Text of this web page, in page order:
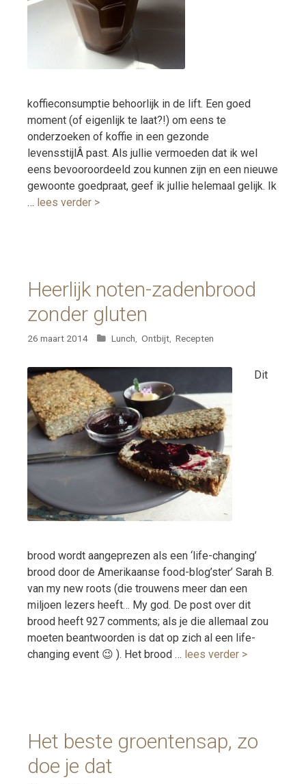
koffieconsumptie behoorlijk in de lift. Een goed
moment (of eigenlijk te laat?!) om eens te
onderzoeken of koffie in een gezonde
levensstijlÂ past. Als jullie vermoeden dat ik wel
eens bevooroordeeld zou kunnen zijn en een nieuwe
gewoonte goedpraat, geef ik jullie helemaal gelijk. Ik
… lees verder >
Heerlijk noten-zadenbrood
zonder gluten
26 maart 2014 Categorieën
Lunch Ontbijt Recepten
Dit
brood wordt aangeprezen als een ‘life-changing’
brood door de Amerikaanse food-blog’ster’ Sarah B.
van my new roots (die trouwens meer dan een
miljoen lezers heeft… My god. De post over dit
brood heeft 927 comments; als je die allemaal zou
moeten beantwoorden is dat op zich al een life-
changing event 😉 ). Het brood … lees verder >
Het beste groentensap, zo
doe je dat